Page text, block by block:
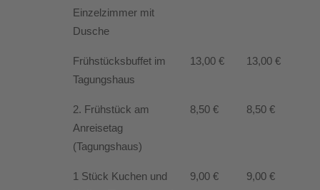
Einzelzimmer mit
Dusche
Frühstücksbuffet im
Tagungshaus
13,00 € 13,00 €
2. Frühstück am
Anreisetag
(Tagungshaus)
8,50 € 8,50 €
1 Stück Kuchen und
9,00 € 9,00 €